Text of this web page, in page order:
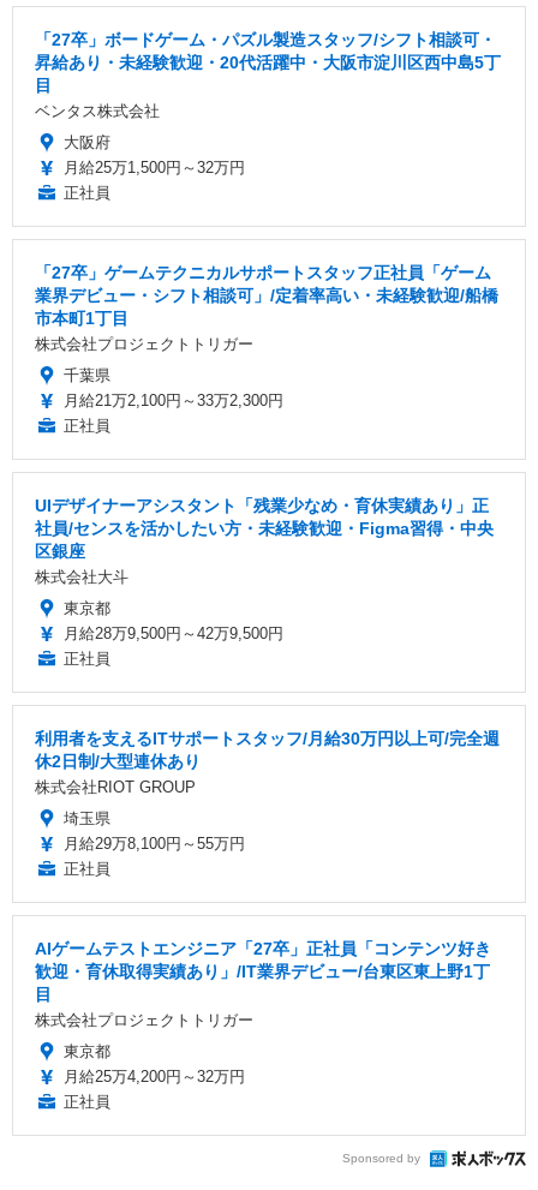
「27卒」ボードゲーム・パズル製造スタッフ/シフト相談可・
昇給あり・未経験歓迎・20代活躍中・大阪市淀川区西中島5丁
目
ベンタス株式会社
大阪府
月給25万1,500円～32万円
正社員
「27卒」ゲームテクニカルサポートスタッフ正社員「ゲーム
業界デビュー・シフト相談可」/定着率高い・未経験歓迎/船橋
市本町1丁目
株式会社プロジェクトトリガー
千葉県
月給21万2,100円～33万2,300円
正社員
UIデザイナーアシスタント「残業少なめ・育休実績あり」正
社員/センスを活かしたい方・未経験歓迎・Figma習得・中央
区銀座
株式会社大斗
東京都
月給28万9,500円～42万9,500円
正社員
利用者を支えるITサポートスタッフ/月給30万円以上可/完全週
休2日制/大型連休あり
株式会社RIOT GROUP
埼玉県
月給29万8,100円～55万円
正社員
AIゲームテストエンジニア「27卒」正社員「コンテンツ好き
歓迎・育休取得実績あり」/IT業界デビュー/台東区東上野1丁
目
株式会社プロジェクトトリガー
東京都
月給25万4,200円～32万円
正社員
Sponsored by